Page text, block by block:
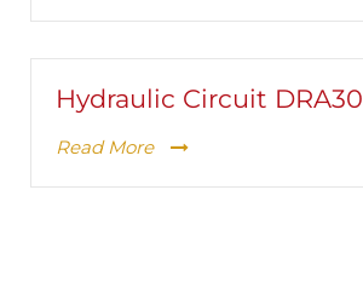
Hydraulic Circuit DRA30
Read More